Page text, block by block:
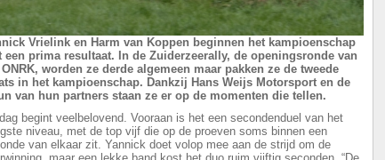
Vrielink en Harm van Koppen beginnen het kampioenschap
een prima resultaat. In de Zuiderzeerally, de openingsronde van
ONRK, worden ze derde algemeen maar pakken ze de tweede
in het kampioenschap. Dankzij Hans Weijs Motorsport en de
van hun partners staan ze er op de momenten die tellen.
begint veelbelovend. Vooraan is het een secondenduel van het
niveau, met de top vijf die op de proeven soms binnen een
van elkaar zit. Yannick doet volop mee aan de strijd om de